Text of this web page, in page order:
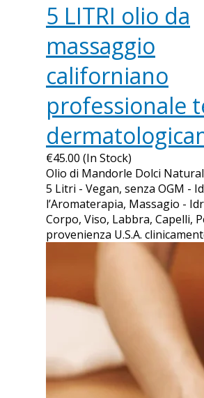
5 LITRI olio da
massaggio
californiano
professionale
€45.00 (In Stock)
Olio di Mandorle Dolci
5 Litri - Vegan, senza OGM -
l’Aromaterapia, Massagio -
Corpo, Viso, Labbra, Capelli,
provenienza U.S.A.